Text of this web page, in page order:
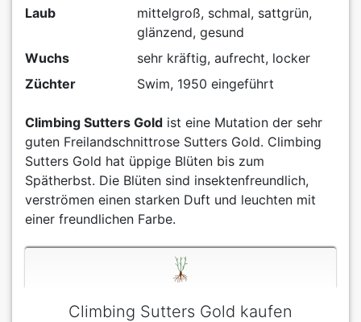
Laub
mittelgroß, schmal, sattgrün,
glänzend, gesund
Wuchs
sehr kräftig, aufrecht, locker
Züchter
Swim, 1950 eingeführt
Climbing Sutters Gold ist eine Mutation der sehr
guten Freilandschnittrose Sutters Gold. Climbing
Sutters Gold hat üppige Blüten bis zum
Spätherbst. Die Blüten sind insektenfreundlich,
verströmen einen starken Duft und leuchten mit
einer freundlichen Farbe.
Climbing Sutters Gold kaufen